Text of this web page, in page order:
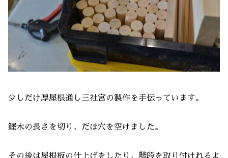
少しだけ厚屋根通し三社宮の製作を手伝っています。
鰹木の長さを切り、だほ穴を空けました。
その後は屋根板の仕上げをしたり、階段を取り付けれるよ